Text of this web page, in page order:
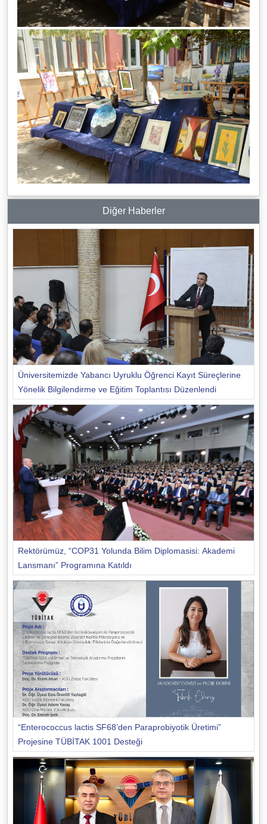
Diğer Haberler
Üniversitemizde Yabancı Uyruklu Öğrenci Kayıt Süreçlerine
Yönelik Bilgilendirme ve Eğitim Toplantısı Düzenlendi
Rektörümüz, “COP31 Yolunda Bilim Diplomasisi: Akademi
Lansmanı” Programına Katıldı
“Enterococcus lactis SF68’den Paraprobiyotik Üretimi”
Projesine TÜBİTAK 1001 Desteği